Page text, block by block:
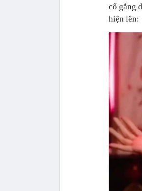
cố gắng
hiện lên: